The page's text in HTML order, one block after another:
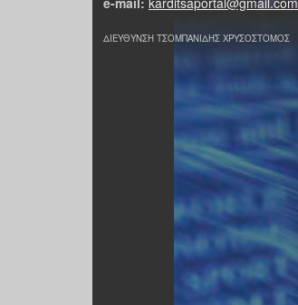
ΔΙΕΥΘΥΝΣΗ ΤΣΟΜΠΑΝΙΔΗΣ ΧΡΥΣΟΣΤΟΜΟΣ